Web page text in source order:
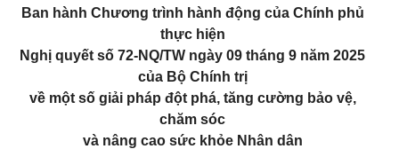
Ban hành Chương trình hành động của Chính phủ
thực hiện
Nghị quyết số 72-NQ/TW ngày 09 tháng 9 năm 2025
của Bộ Chính trị
về một số giải pháp đột phá, tăng cường bảo vệ,
chăm sóc
và nâng cao sức khỏe Nhân dân